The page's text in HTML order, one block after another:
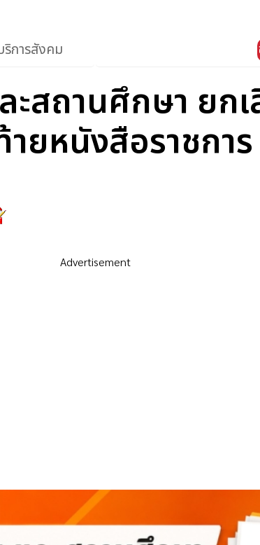
ริการสังคม
สถานศึกษา ยก
ยหนังสือราชการ
Advertisement